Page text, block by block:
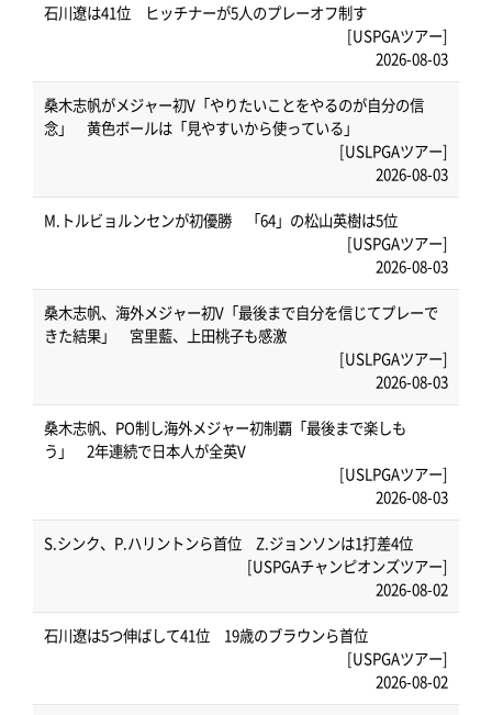
石川遼は41位 ヒッチナーが5人のプレーオフ制す
[USPGAツアー]
2026-08-03
桑木志帆がメジャー初V「やりたいことをやるのが自分の信
念」 黄色ボールは「見やすいから使っている」
[USLPGAツアー]
2026-08-03
M.トルビョルンセンが初優勝 「64」の松山英樹は5位
[USPGAツアー]
2026-08-03
桑木志帆、海外メジャー初V「最後まで自分を信じてプレーで
きた結果」 宮里藍、上田桃子も感激
[USLPGAツアー]
2026-08-03
桑木志帆、PO制し海外メジャー初制覇「最後まで楽しも
う」 2年連続で日本人が全英V
[USLPGAツアー]
2026-08-03
S.シンク、P.ハリントンら首位 Z.ジョンソンは1打差4位
[USPGAチャンピオンズツアー]
2026-08-02
石川遼は5つ伸ばして41位 19歳のブラウンら首位
[USPGAツアー]
2026-08-02